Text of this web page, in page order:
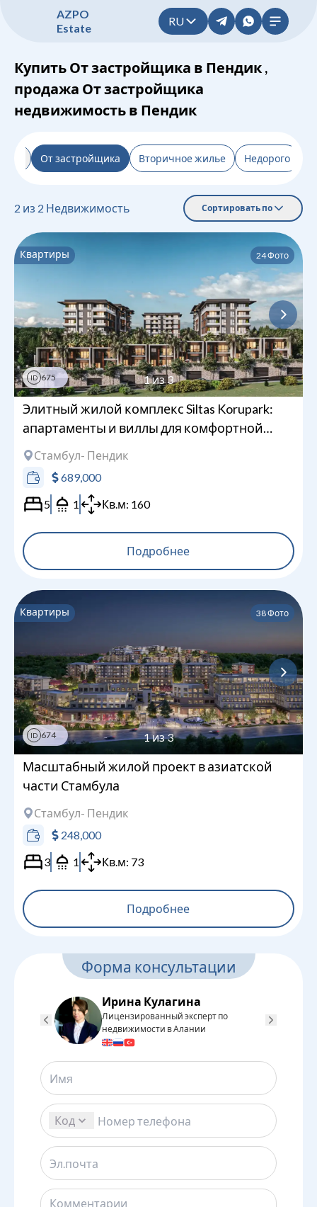
AZPO
Estate
RU
Купить От застройщика в Пендик ,
продажа От застройщика
недвижимость в Пендик
Вторичное жилье Недорого
От застройщика
2 из 2 Недвижимость Сортировать по
Квартиры 24Фото
ID 675 1из3
Элитный жилой комплекс Siltas Korupark:
апартаменты и виллы для комфортной
жизни
Стамбул- Пендик
689,000
5
1 Кв.м: 160
Подробнее
Квартиры 38Фото
ID 674 1из3
Масштабный жилой проект в азиатской
части Стамбула
Стамбул- Пендик
248,000
3
1 Кв.м: 73
Подробнее
Форма консультации
Ирина Кулагина
Лицензированный эксперт по
недвижимости в Алании
Код